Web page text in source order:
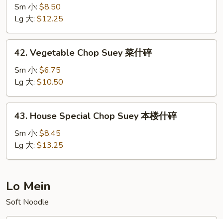
Chop
Suey
虾
什
Sm 小: $8.50
Lg 大: $12.25
Vegetable
Chop
Suey
菜
什
42. Vegetable Chop Suey 菜什碎
Sm 小: $6.75
Lg 大: $10.50
House
Special
Chop
Suey
楼
什
碎
43. House Special Chop Suey 本楼什碎
Sm 小: $8.45
Lg 大: $13.25
Lo Mein
Soft Noodle